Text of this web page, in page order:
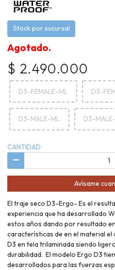
Stock por sucursal
Agotado.
$ 2.490.000
D3-FEMALE-ML D3-
D3-MALE-ML D3-
CANTIDAD
Avísame
El traje seco D3-Ergo- Es el
experiencia que ha desarrollado
estos años dando por resultado
características de en el material
D3 en tela trilaminada siendo
durabilidad. El modelo Ergo D3
desarrollados para las fuerzas